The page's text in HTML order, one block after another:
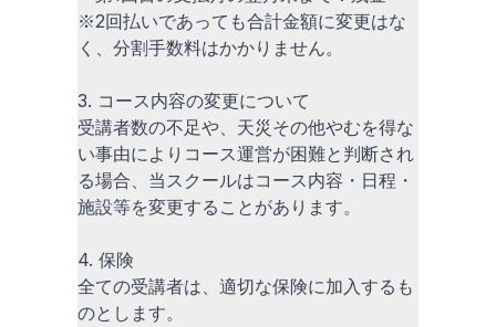
※2回払いであっても合計金額に変更はな
く、分割手数料はかかりません。
3. コース内容の変更について
受講者数の不足や、天災その他やむを得な
い事由によりコース運営が困難と判断され
る場合、当スクールはコース内容・日程・
施設等を変更することがあります。
4. 保険
全ての受講者は、適切な保険に加入するも
のとします。